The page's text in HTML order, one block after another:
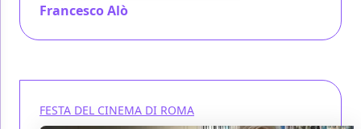
Francesco Alò
FESTA DEL CINEMA DI ROMA